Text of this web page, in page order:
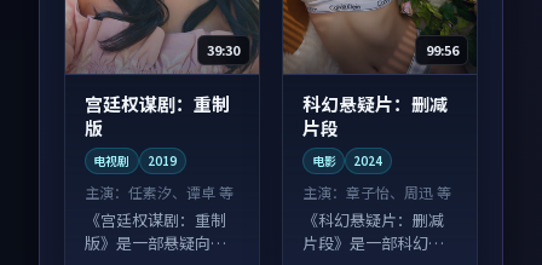
39:30
宫廷权谋剧：重制
版
电视剧 2019
主演： 任素汐、谭卓 等
《宫廷权谋剧：重制
版》是一部悬疑向电
99:56
科幻悬疑片：删减
片段
电影 2024
主演：章子怡、周迅 等
《科幻悬疑片：删减
片段》是一部科幻向